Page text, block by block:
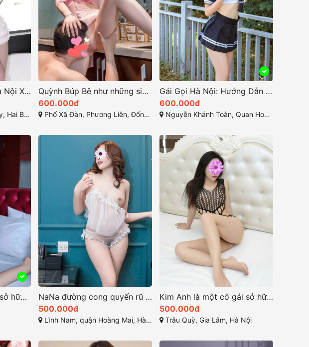
Quỳnh Anh Gái Gọi Hà Nội Xinh Dâm MS 206
Hà Nội,
Quỳnh Búp Bê như những siêu mẫu quyến rũ
600.000đ
Phố Xã Đàn, Phương Liên, Đống Đa, Hà Nội
Gái Gọi Hà Nội: Hướng Dẫn Để Tìm Kiếm Dịch Vụ Gải Trí Tại Thủ Đô
600.000đ
Nguyễn Khánh Toàn, Quan Hoa, Cầu Giấy, TP Hà Nội
Ngọc Miu một cô gái sở hữu vẻ đẹp quyến rũ và cuốn hút
NaNa đường cong quyến rũ là điểm nhấn hấp dẫn
500.000đ
Lĩnh Nam, quận Hoàng Mai, Hà Nội
Kim Anh là một cô gái sở hữu vẻ đẹp ngọt ngào và cuốn hút
500.000đ
Trâu Quỳ, Gia Lâm, Hà Nội